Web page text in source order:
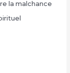
la malchance